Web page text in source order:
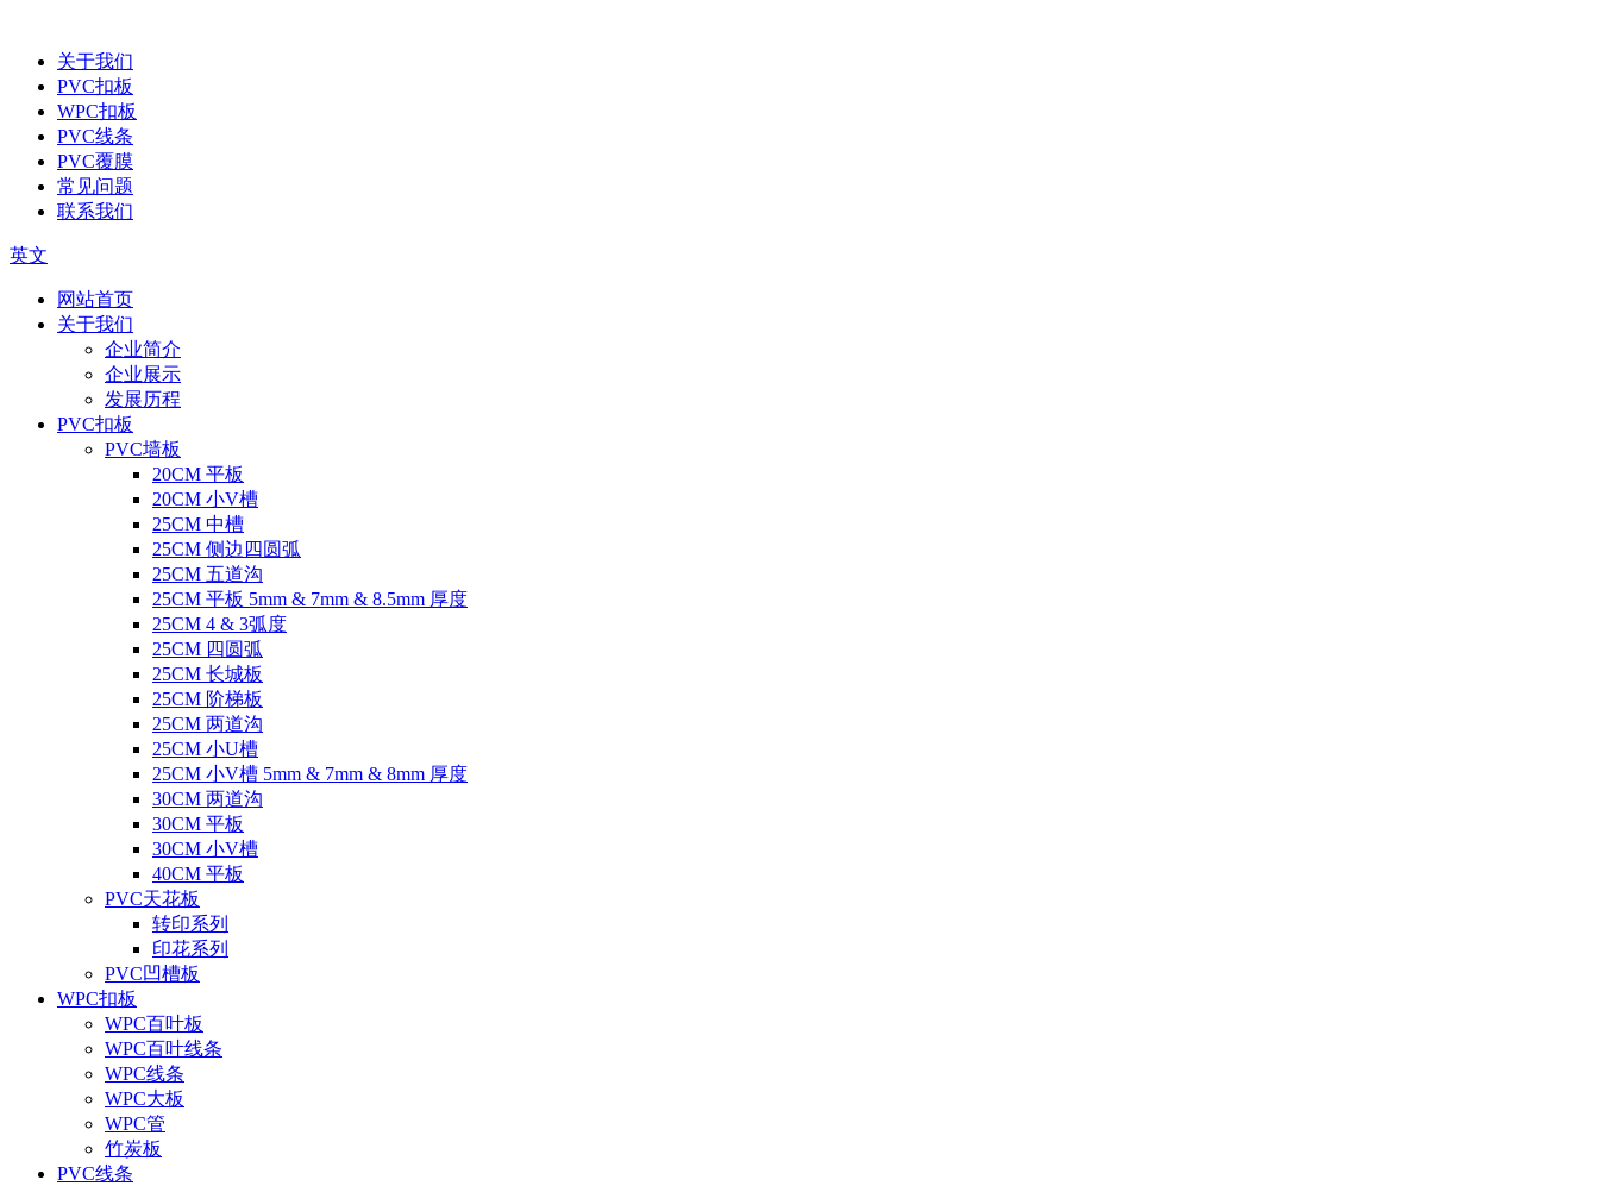
关于我们
PVC扣板
WPC扣板
PVC线条
PVC覆膜
常见问题
联系我们
英文
网站首页
关于我们
企业简介
企业展示
发展历程
PVC扣板
PVC墙板
20CM 平板
20CM 小V槽
25CM 中槽
25CM 侧边四圆弧
25CM 五道沟
25CM 平板 5mm & 7mm & 8.5mm 厚度
25CM 4 & 3弧度
25CM 四圆弧
25CM 长城板
25CM 阶梯板
25CM 两道沟
25CM 小U槽
25CM 小V槽 5mm & 7mm & 8mm 厚度
30CM 两道沟
30CM 平板
30CM 小V槽
40CM 平板
PVC天花板
转印系列
印花系列
PVC凹槽板
WPC扣板
WPC百叶板
WPC百叶线条
WPC线条
WPC大板
WPC管
竹炭板
PVC线条